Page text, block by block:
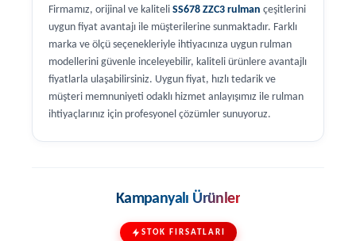
Firmamız, orijinal ve kaliteli SS678 ZZC3 rulman çeşitlerini
uygun fiyat avantajı ile müşterilerine sunmaktadır. Farklı
marka ve ölçü seçenekleriyle ihtiyacınıza uygun rulman
modellerini güvenle inceleyebilir, kaliteli ürünlere avantajlı
fiyatlarla ulaşabilirsiniz. Uygun fiyat, hızlı tedarik ve
müşteri memnuniyeti odaklı hizmet anlayışımız ile rulman
ihtiyaçlarınız için profesyonel çözümler sunuyoruz.
Kampanyalı Ürünler
STOK FIRSATLARI